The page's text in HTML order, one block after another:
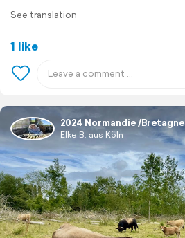
See translation
1 like
2024 Normandie /Bretagne
Elke B. aus Köln